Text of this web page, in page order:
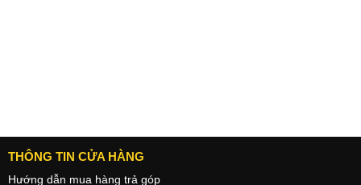
THÔNG TIN CỬA HÀNG
Hướng dẫn mua hàng trả góp